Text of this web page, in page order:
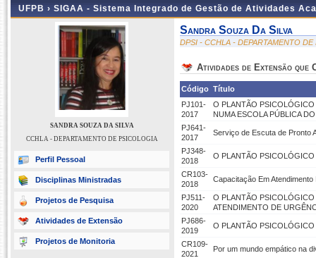
UFPB › SIGAA - Sistema Integrado de Gestão de Atividades
SANDRA SOUZA DA SILVA
CCHLA - DEPARTAMENTO DE PSICOLOGIA
Perfil Pessoal
Disciplinas Ministradas
Projetos de Pesquisa
Atividades de Extensão
Projetos de Monitoria
Sandra Souza Da Silva
DPSI - CCHLA - DEPARTAMENTO
Atividades de Extensão que
Código Título
PJ101-
2017
O PLANTÃO PSICOLÓGICO
NUMA ESCOLA PÚBLICA
PJ641-
2017
Serviço de Escuta de Pronto
PJ348-
2018
O PLANTÃO PSICOLÓGICO
CR103-
2018
Capacitação Em
PJ511-
2020
O PLANTÃO
ATENDIMENTO DE
PJ686-
2019
O PLANTÃO PSICOLÓGICO
CR109-
2021
Por um mundo empático na